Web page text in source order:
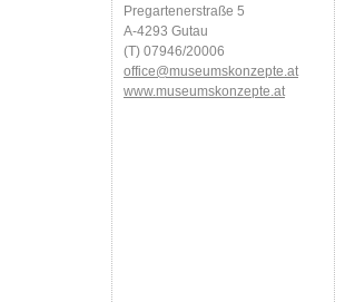
Pregartenerstraße 5
A-4293 Gutau
(T) 07946/20006
office@museumskonzepte.at
www.museumskonzepte.at